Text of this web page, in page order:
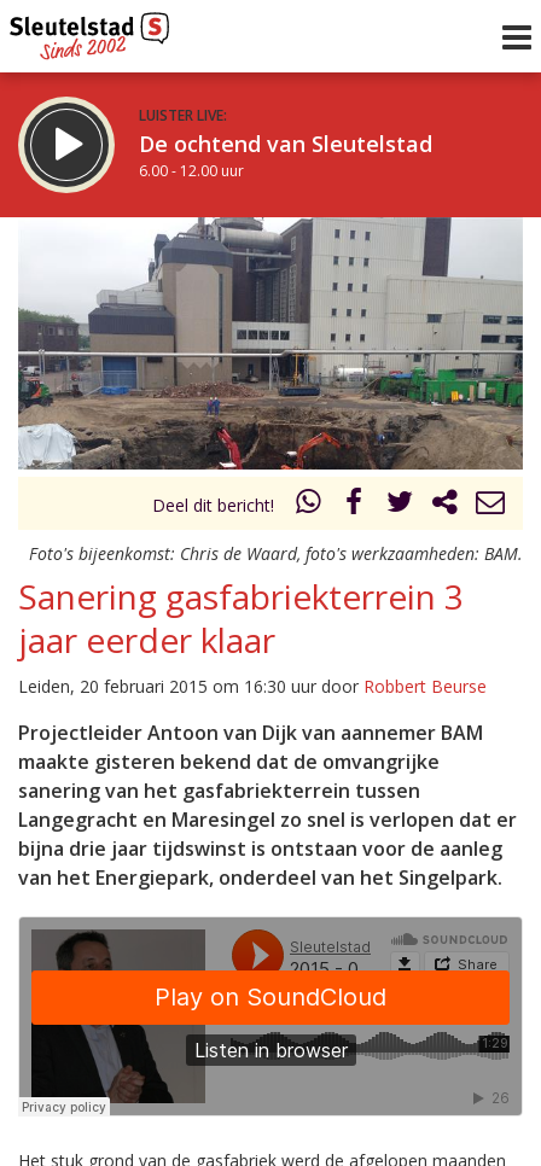
LUISTER LIVE:
De ochtend van Sleutelstad
6.00 - 12.00 uur
De middag van Sleutelstad
12.00 - 19.00 uur
uur 1 van 0
Inklappen
Deel dit bericht!
Foto's bijeenkomst: Chris de Waard, foto's werkzaamheden: BAM.
Sanering gasfabriekterrein 3
jaar eerder klaar
Leiden, 20 februari 2015 om 16:30 uur door Robbert Beurse
Projectleider Antoon van Dijk van aannemer BAM
maakte gisteren bekend dat de omvangrijke
sanering van het gasfabriekterrein tussen
Langegracht en Maresingel zo snel is verlopen dat er
bijna drie jaar tijdswinst is ontstaan voor de aanleg
van het Energiepark, onderdeel van het Singelpark.
Het stuk grond van de gasfabriek werd de afgelopen maanden